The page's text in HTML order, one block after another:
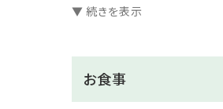
地下500メートルから湧出
地元の雄踏町から名付けら
す。
▼ 続きを表示
お食事